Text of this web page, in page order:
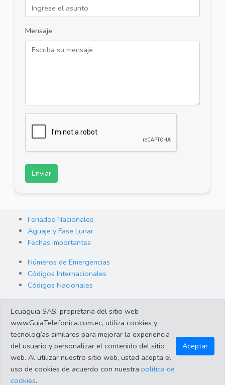
Mensaje
Enviar
Feriados Nacionales
Aguaje y Fase Lunar
Fechas importantes
Números de Emergencias
Códigos Internacionales
Códigos Nacionales
Cambio de Divisas
Enlaces de interes
©2023 Guiatelefonica.com.ec una empresa 100% ecuatoriana.
Apoya lo nuestro!. Todos los derechos reservados |
Ecuaguia SAS, propietaria del sitio web
www.GuiaTelefonica.com.ec, utiliza cookies y
tecnologías similares para mejorar la experiencia
del usuario y personalizar el contenido del sitio
web. Al utilizar nuestro sitio web, usted acepta el
uso de cookies de acuerdo con nuestra política de
cookies.
Aceptar